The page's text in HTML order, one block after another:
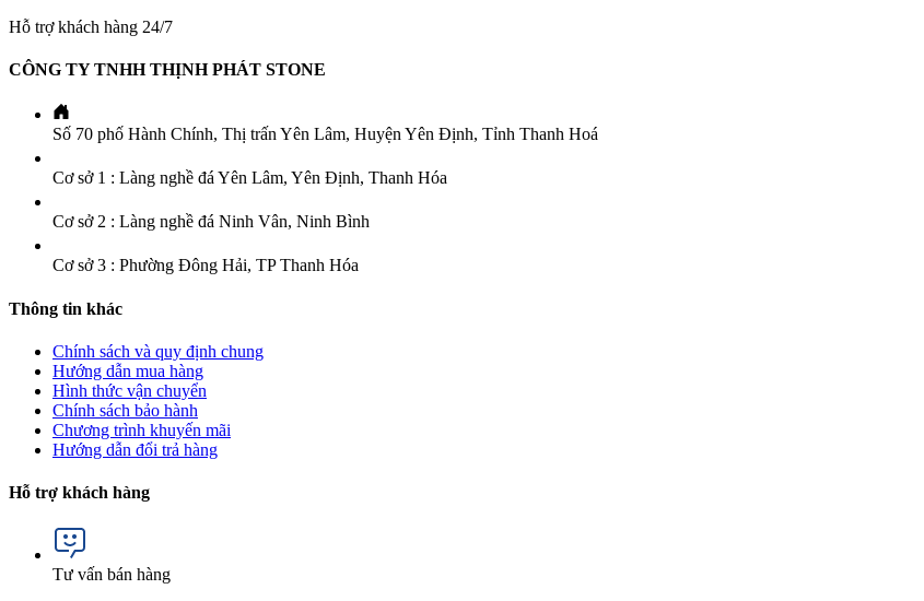
Hỗ trợ khách hàng 24/7
CÔNG TY TNHH THỊNH PHÁT STONE
Số 70 phố Hành Chính, Thị trấn Yên Lâm, Huyện Yên Định, Tỉnh Thanh Hoá
Cơ sở 1 : Làng nghề đá Yên Lâm, Yên Định, Thanh Hóa
Cơ sở 2 : Làng nghề đá Ninh Vân, Ninh Bình
Cơ sở 3 : Phường Đông Hải, TP Thanh Hóa
Thông tin khác
Chính sách và quy định chung
Hướng dẫn mua hàng
Hình thức vận chuyển
Chính sách bảo hành
Chương trình khuyến mãi
Hướng dẫn đổi trả hàng
Hỗ trợ khách hàng
Tư vấn bán hàng